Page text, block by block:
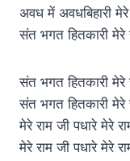
अवध में अवधबिहारी मेरे
संत भगत हितकारी मेरे
संत भगत हितकारी मेरे
संत भगत हितकारी मेरे
मेरे राम जी पधारे मेरे
मेरे राम जी पधारे मेरे